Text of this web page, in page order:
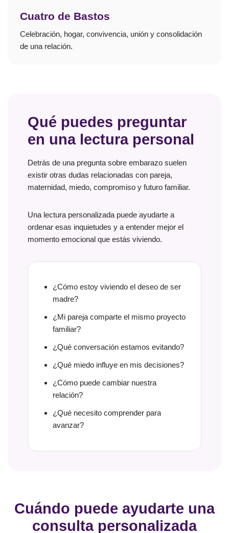
Cuatro de Bastos
Celebración, hogar, convivencia, unión y consolidación
de una relación.
Qué puedes preguntar
en una lectura personal
Detrás de una pregunta sobre embarazo suelen
existir otras dudas relacionadas con pareja,
maternidad, miedo, compromiso y futuro familiar.
Una lectura personalizada puede ayudarte a
ordenar esas inquietudes y a entender mejor el
momento emocional que estás viviendo.
¿Cómo estoy viviendo el deseo de ser
madre?
¿Mi pareja comparte el mismo proyecto
familiar?
¿Qué conversación estamos evitando?
¿Qué miedo influye en mis decisiones?
¿Cómo puede cambiar nuestra
relación?
¿Qué necesito comprender para
avanzar?
Cuándo puede ayudarte una
consulta personalizada